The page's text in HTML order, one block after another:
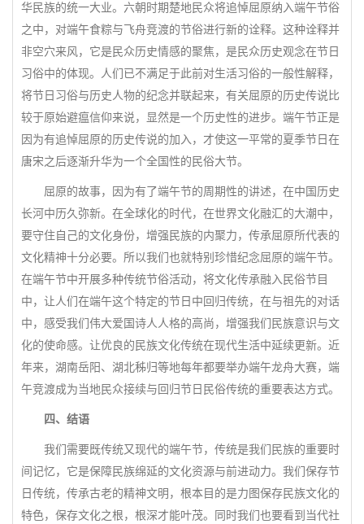
华民族的统一大业。六朝时期楚地民众将追悼屈原纳入端午节俗
之中，对端午食粽与飞舟竞渡的节俗进行新的诠释。这种诠释并
非空穴来风，它是民众历史情感的聚焦，是民众历史观念在节日
习俗中的体现。人们已不满足于此前对生活习俗的一般性解释，
将节日习俗与历史人物的纪念并联起来，有关屈原的历史传说比
较于原始避瘟信仰来说，显然是一个历史性的进步。端午节正是
因为有追悼屈原的历史传说的加入，才使这一平常的夏季节日在
唐宋之后逐渐升华为一个全国性的民俗大节。
屈原的故事，因为有了端午节的周期性的讲述，在中国历史
长河中历久弥新。在全球化的时代，在世界文化融汇的大潮中，
要守住自己的文化身份，增强民族的内聚力，传承屈原所代表的
文化精神十分必要。所以我们也就特别珍惜纪念屈原的端午节。
在端午节中开展多种传统节俗活动，将文化传承融入民俗节目
中，让人们在端午这个特定的节日中回归传统，在与祖先的对话
中，感受我们伟大爱国诗人人格的高尚，增强我们民族意识与文
化的使命感。让优良的民族文化传统在现代生活中延续更新。近
年来，湖南岳阳、湖北秭归等地每年都要举办端午龙舟大赛，端
午竞渡成为当地民众接续与回归节日民俗传统的重要表达方式。
四、结语
我们需要既传统又现代的端午节，传统是我们民族的重要时
间记忆，它是保障民族绵延的文化资源与前进动力。我们保存节
日传统，传承古老的精神文明，根本目的是力图保存民族文化的
特色，保存文化之根，根深才能叶茂。同时我们也要看到当代社